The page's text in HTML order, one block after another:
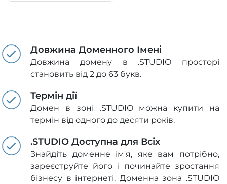
Довжина Доменного Імені
Довжина домену в .STUDIO просторі
становить від 2 до 63 букв.
Термін дії
Домен в зоні .STUDIO можна купити на
термін від одного до десяти років.
.STUDIO Доступна для Всіх
Знайдіть доменне ім'я, яке вам потрібно,
зареєструйте його і починайте зростання
бізнесу в інтернеті. Доменна зона .STUDIO